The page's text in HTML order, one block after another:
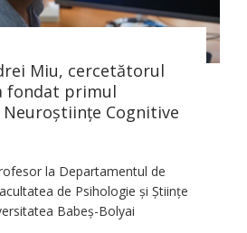
Miu, cercetătorul
fondat primul
Cognitive
la Departamentul de
de Psihologie și Științe
Babeș-Bolyai